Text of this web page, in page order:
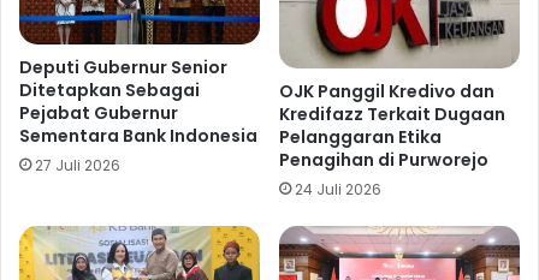
Deputi Gubernur Senior
Ditetapkan Sebagai
Pejabat Gubernur
Sementara Bank Indonesia
27 Juli 2026
OJK Panggil Kredivo dan
Kredifazz Terkait Dugaan
Pelanggaran Etika
Penagihan di Purworejo
24 Juli 2026